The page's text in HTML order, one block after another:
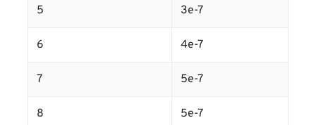
5 3e-7
6 4e-7
7 5e-7
8 5e-7